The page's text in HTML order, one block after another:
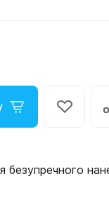
безупречного